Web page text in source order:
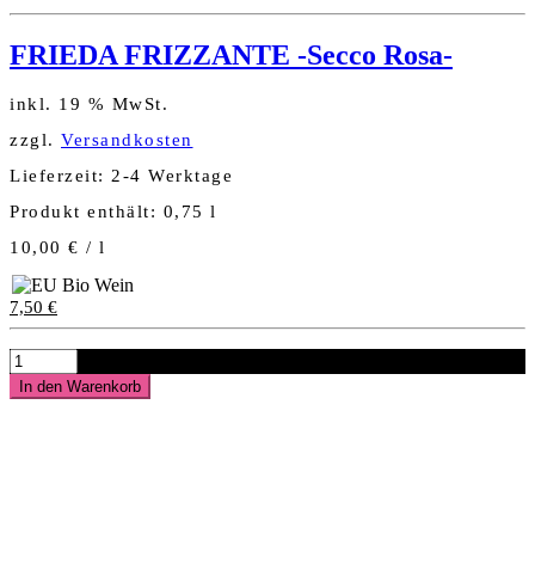
FRIEDA FRIZZANTE -Secco Rosa-
inkl. 19 % MwSt.
zzgl. Versandkosten
Lieferzeit: 2-4 Werktage
Produkt enthält: 0,75 l
10,00 € / l
7,50 €
FRIEDA
FRIZZANTE
-
In den Warenkorb